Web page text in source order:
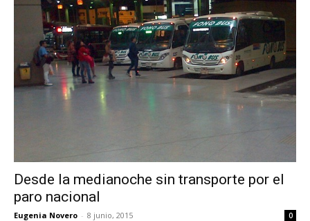
Desde la medianoche sin transporte por el
paro nacional
Eugenia Novero - 8 junio, 2015 0